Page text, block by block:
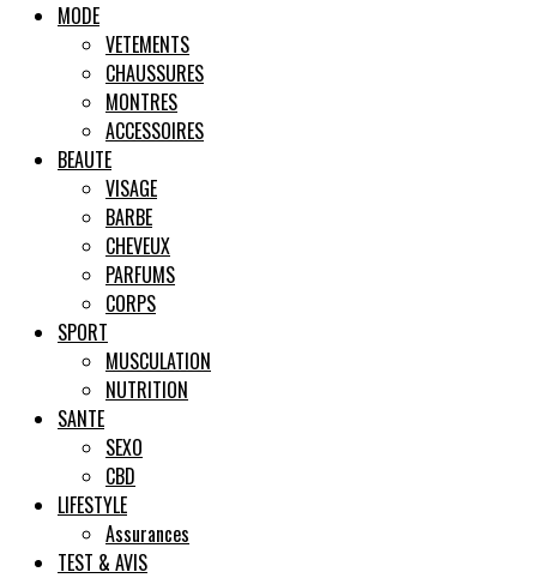
Pas si
Male
MODE
VETEMENTS
CHAUSSURES
MONTRES
ACCESSOIRES
BEAUTE
VISAGE
BARBE
CHEVEUX
PARFUMS
CORPS
SPORT
MUSCULATION
NUTRITION
SANTE
SEXO
CBD
LIFESTYLE
Assurances
TEST & AVIS